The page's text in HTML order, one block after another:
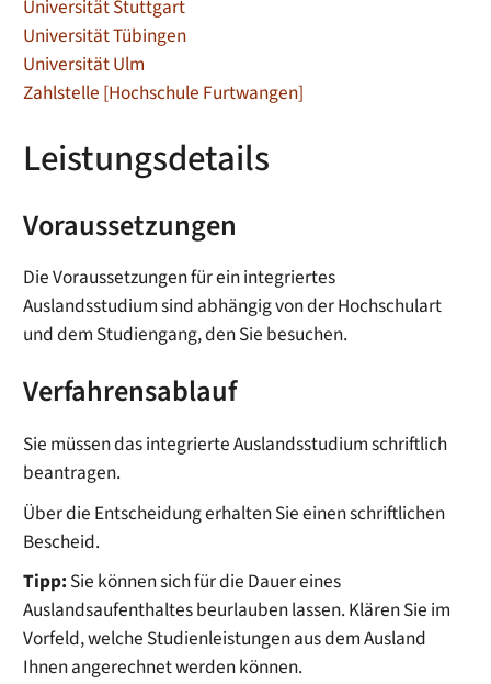
Universität Stuttgart
Universität Tübingen
Universität Ulm
Zahlstelle [Hochschule Furtwangen]
Leistungsdetails
Voraussetzungen
Die Voraussetzungen für ein integriertes
Auslandsstudium sind abhängig von der Hochschulart
und dem Studiengang, den Sie besuchen.
Verfahrensablauf
Sie müssen das integrierte Auslandsstudium schriftlich
beantragen.
Über die Entscheidung erhalten Sie einen schriftlichen
Bescheid.
Tipp: Sie könnensich für die Dauer eines
Auslandsaufenthaltes beurlauben lassen. Klären Sie im
Vorfeld, welche Studienleistungen aus dem Ausland
Ihnen angerechnet werden können.